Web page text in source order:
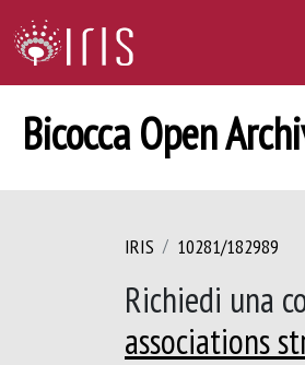
Bicocca Open
IRIS 10281/182989
Richiedi una
associations